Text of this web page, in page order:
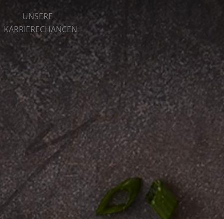
UNSERE
KARRIERECHANCEN